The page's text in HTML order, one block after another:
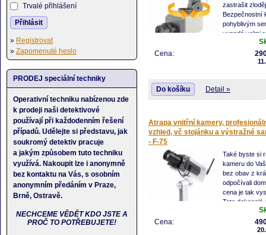
zastrašit
Bezpečnostní
pohyblivým
vypadá velmi
Když
začne se pohybovat ze strany na
se červená LED dioda, takže to vypadá,
Cena:
Do košíku Detail »
Atrapa vnitřní kamery,
vzhled, vč stojánku a výstražné
- F-75
Také byste si
kameru do
bez obav z
odpočívali
cena je tak
Tato dokonalá
kamery se
pohybu Vám
jakmile někdo projde kolem, červené
Cena:
Trvalé přihlášení
Přihlásit
» Registrovat
» Zapomenuté heslo
PRODEJ speciální techniky
Operativní techniku nabízenou zde
k prodeji naši detektivové
používají při každodenním řešení
případů. Udělejte si představu, jak
soukromý detektiv pracuje
a jakým způsobem tuto techniku
využívá. Nakoupit lze i anonymně
bez kontaktu na Vás, s osobním
anonymním předáním v Praze,
Brně, Ostravě.
NECHCEME VĚDĚT KDO JSTE A
PROČ TO POTŘEBUJETE!